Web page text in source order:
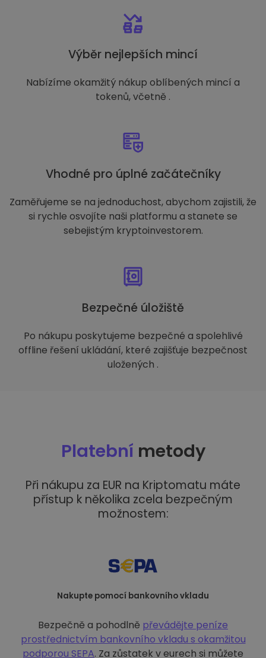
Výběr nejlepších mincí
Nabízíme okamžitý nákup oblíbených mincí a
tokenů, včetně .
Vhodné pro úplné začátečníky
Zaměřujeme se na jednoduchost, abychom zajistili, že
si rychle osvojíte naši platformu a stanete se
sebejistým kryptoinvestorem.
Bezpečné úložiště
Po nákupu poskytujeme bezpečné a spolehlivé
offline řešení ukládání, které zajišťuje bezpečnost
uložených .
Platební metody
Při nákupu za EUR na Kriptomatu máte
přístup k několika zcela bezpečným
možnostem:
Nakupte pomocí bankovního vkladu
Bezpečně a pohodlně převádějte peníze
prostřednictvím bankovního vkladu s okamžitou
podporou SEPA. Za zůstatek v eurech si můžete